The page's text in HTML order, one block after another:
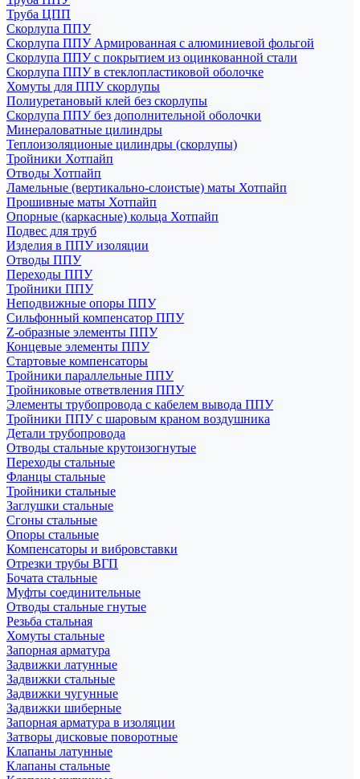
Труба ЦПП
Скорлупа ППУ
Скорлупа ППУ Армированная с алюминиевой фольгой
Скорлупа ППУ с покрытием из оцинкованной стали
Скорлупа ППУ в стеклопластиковой оболочке
Хомуты для ППУ скорлупы
Полиуретановый клей без скорлупы
Скорлупа ППУ без дополнительной оболочки
Минераловатные цилиндры
Теплоизоляционые цилиндры (скорлупы)
Тройники Хотпайп
Отводы Хотпайп
Ламельные (вертикально-слоистые) маты Хотпайп
Прошивные маты Хотпайп
Опорные (каркасные) кольца Хотпайп
Подвес для труб
Изделия в ППУ изоляции
Отводы ППУ
Переходы ППУ
Тройники ППУ
Неподвижные опоры ППУ
Cильфонный компенсатор ППУ
Z-образные элементы ППУ
Концевые элементы ППУ
Стартовые компенсаторы
Тройники параллельные ППУ
Тройниковые ответвления ППУ
Элементы трубопровода с кабелем вывода ППУ
Тройники ППУ с шаровым краном воздушника
Детали трубопровода
Отводы стальные крутоизогнутые
Переходы стальные
Фланцы стальные
Тройники стальные
Заглушки стальные
Сгоны стальные
Опоры стальные
Компенсаторы и вибровставки
Отрезки трубы ВГП
Бочата стальные
Муфты соединительные
Отводы стальные гнутые
Резьба стальная
Хомуты стальные
Запорная арматура
Задвижки латунные
Задвижки стальные
Задвижки чугунные
Задвижки шиберные
Запорная арматура в изоляции
Затворы дисковые поворотные
Клапаны латунные
Клапаны стальные